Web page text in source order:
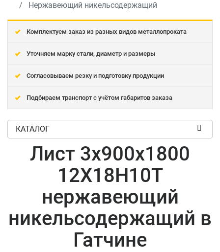
Нержавеющий никельсодержащий
Комплектуем заказ из разных видов металлопроката
Уточняем марку стали, диаметр и размеры
Согласовываем резку и подготовку продукции
Подбираем транспорт с учётом габаритов заказа
КАТАЛОГ
Лист 3x900x1800
12Х18Н10Т
нержавеющий
никельсодержащий в
Гатчине